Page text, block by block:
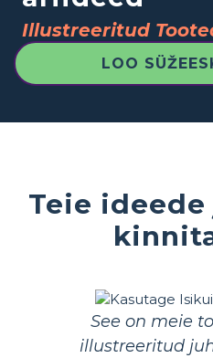
Illustreeritud
LOO
Teie
See on meie
illustreeritud